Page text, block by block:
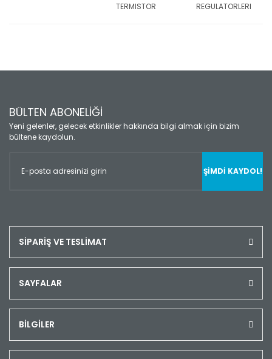
TERMISTOR
REGULATORLERI
BÜLTEN ABONELİĞİ
Yeni gelenler, gelecek etkinlikler hakkında bilgi almak için bizim
bültene kaydolun.
ŞİMDİ KAYDOL!
SİPARİŞ VE TESLİMAT
SAYFALAR
BİLGİLER